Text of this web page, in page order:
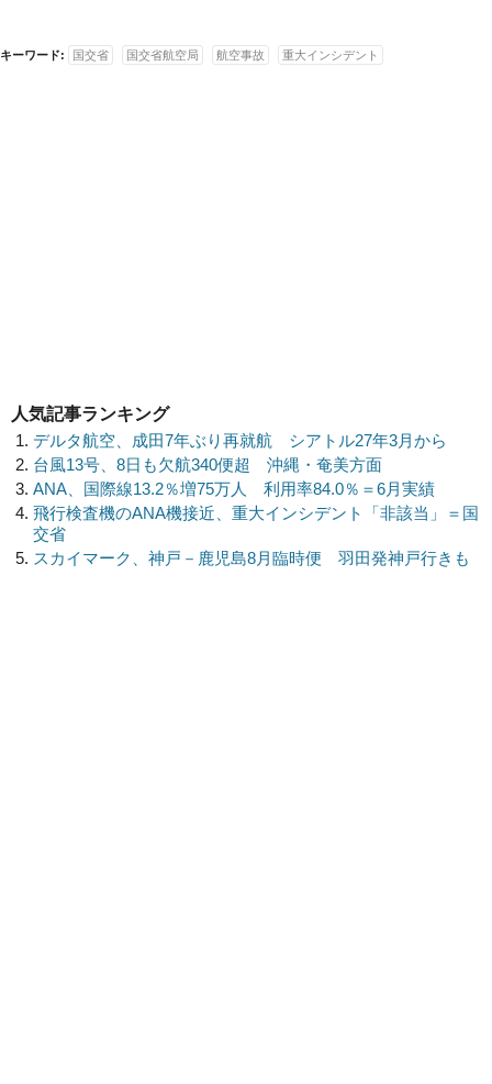
キーワード: 国交省 国交省航空局 航空事故 重大インシデント
人気記事ランキング
デルタ航空、成田7年ぶり再就航 シアトル27年3月から
台風13号、8日も欠航340便超 沖縄・奄美方面
ANA、国際線13.2％増75万人 利用率84.0％＝6月実績
飛行検査機のANA機接近、重大インシデント「非該当」＝国
交省
スカイマーク、神戸－鹿児島8月臨時便 羽田発神戸行きも